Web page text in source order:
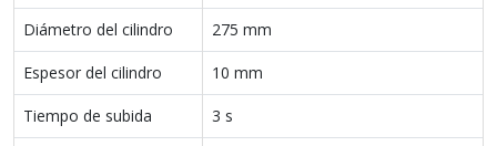
Diámetro del cilindro 275 mm
Espesor del cilindro 10 mm
Tiempo de subida 3 s